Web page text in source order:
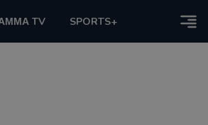
TV SPORTS+